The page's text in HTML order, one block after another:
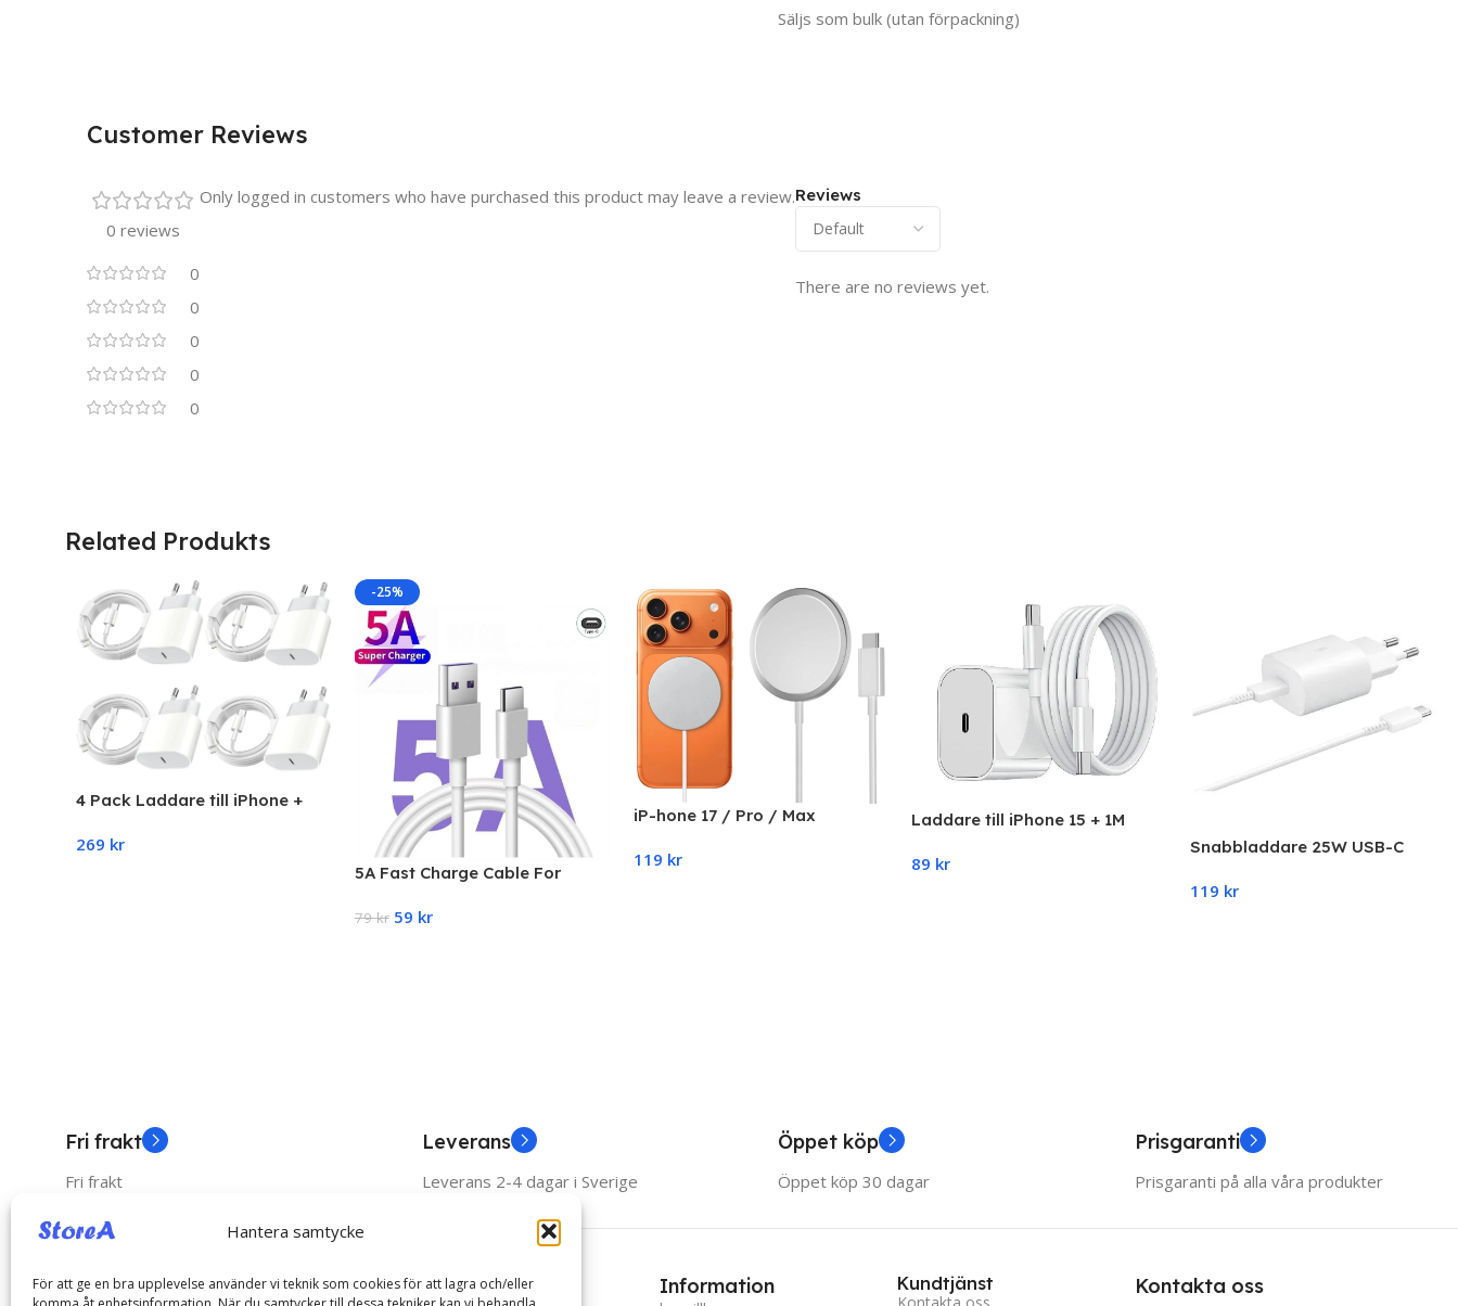
Hantera samtycke
För att ge en bra upplevelse använder vi teknik som cookies för att lagra och/eller
Säljs som bulk (utan förpackning)
Customer Reviews
0 reviews
0
0
0
0
0
Reviews
There are no reviews yet.
Only logged in customers who have purchased this product may leave a review.
Related Produkts
4 Pack Laddare till iPhone +
Snabbladdare
269 kr
-25%
5A Fast Charge Cable For
79kr 59 kr
iP-hone 17 / Pro / Max
(trådlös)
119 kr
Laddare till iPhone 15 + 1M
Kabel
89 kr
Snabbladdare 25W USB-C
2M USB-C Kabel
119 kr
Fri frakt
Fri frakt
Leverans
Leverans 2-4 dagar i Sverige
Öppet köp
Öppet köp 30 dagar
Prisgaranti
Prisgaranti på alla våra produkter
Categories Information Kundtjänst Kontakta oss